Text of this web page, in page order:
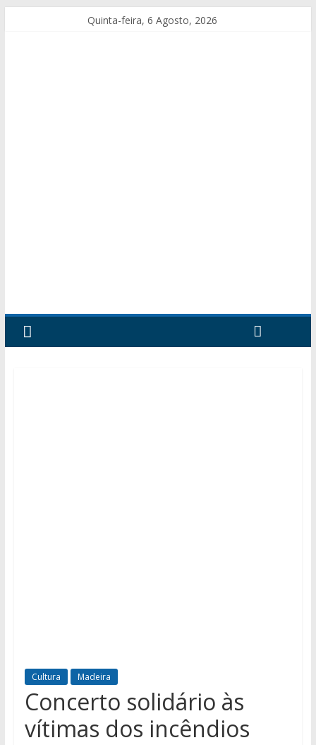
Quinta-feira, 6 Agosto, 2026
Cultura Madeira
Concerto solidário às
vítimas dos incêndios